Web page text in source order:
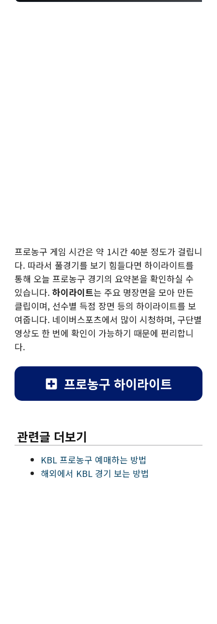
프로농구 게임 시간은 약 1시간 40분 정도가 걸립니
다. 따라서 풀경기를 보기 힘들다면 하이라이트를
통해 오늘 프로농구 경기의 요약본을 확인하실 수
있습니다. 하이라이트는 주요 명장면을 모아 만든
클립이며, 선수별 득점 장면 등의 하이라이트를 보
여줍니다. 네이버스포츠에서 많이 시청하며, 구단별
영상도 한 번에 확인이 가능하기 때문에 편리합니
다.
프로농구 하이라이트
관련글 더보기
KBL 프로농구 예매하는 방법
해외에서 KBL 경기 보는 방법